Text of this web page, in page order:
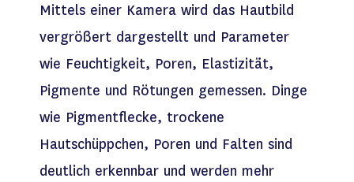
Mittels einer Kamera wird das Hautbild
vergrößert dargestellt und Parameter
wie Feuchtigkeit, Poren, Elastizität,
Pigmente und Rötungen gemessen. Dinge
wie Pigmentflecke, trockene
Hautschüppchen, Poren und Falten sind
deutlich erkennbar und werden mehr